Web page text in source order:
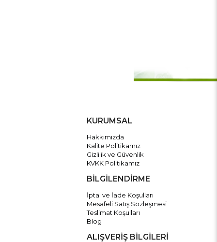
KURUMSAL
Hakkımızda
Kalite Politikamız
Gizlilik ve Güvenlik
KVKK Politikamız
BİLGİLENDİRME
İptal ve İade Koşulları
Mesafeli Satış Sözleşmesi
Teslimat Koşulları
Blog
ALIŞVERİŞ BİLGİLERİ